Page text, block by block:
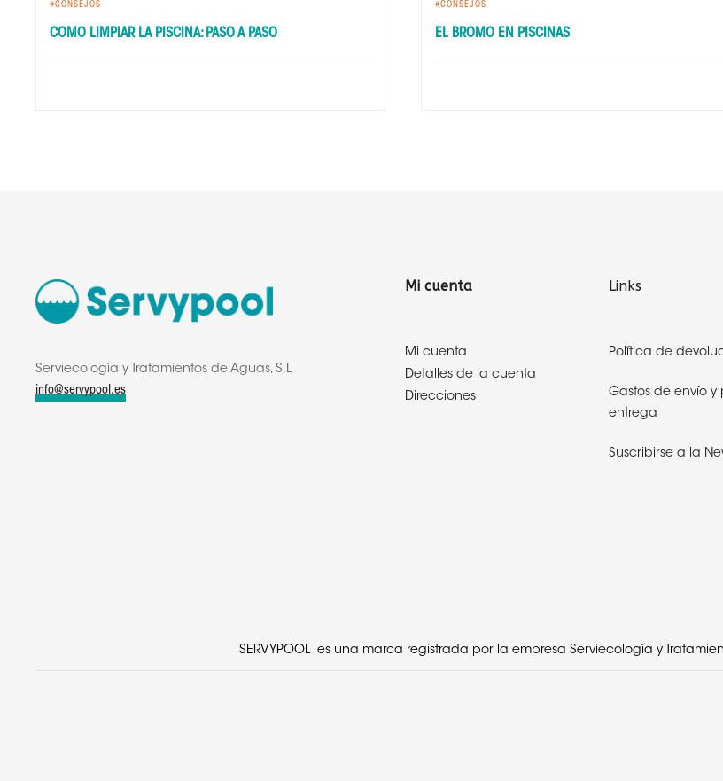
CONSEJOS
COMO LIMPIAR LA PISCINA: PASO A PASO
CONSEJOS
EL BROMO EN PISCINAS
Serviecología y Tratamientos de Aguas, S.L
info@servypool.es
Mi cuenta
Mi cuenta
Detalles de la cuenta
Direcciones
Links
Política de
Gastos de envío y
entrega
Suscribirse a la
SERVYPOOL es una marca registrada por la empresa Serviecología y